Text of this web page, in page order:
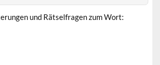
und Rätselfragen zum Wort: